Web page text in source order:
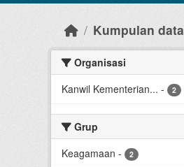
Kumpulan data
Organisasi
Kanwil Kementerian... - 2
Grup
Keagamaan - 2